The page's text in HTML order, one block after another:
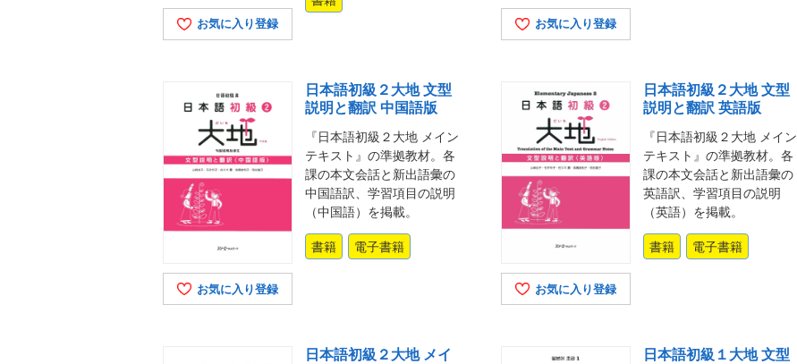
お気に入り登録 お気に入り登録
お気に入り登録
日本語初級２大地 文型
説明と翻訳 中国語版
『日本語初級２大地 メイン
テキスト』の準拠教材。各
課の本文会話と新出語彙の
中国語訳、学習項目の説明
（中国語）を掲載。
書籍 電子書籍
お気に入り登録
日本語初級２大地 文型
説明と翻訳 英語版
『日本語初級２大地 メイン
テキスト』の準拠教材。各
課の本文会話と新出語彙の
英語訳、学習項目の説明
（英語）を掲載。
書籍 電子書籍
日本語初級２大地 メイ
日本語初級１大地 文型